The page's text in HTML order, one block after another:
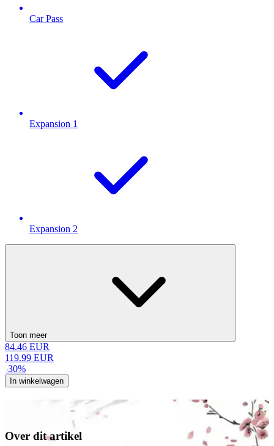
Car Pass
Expansion 1
Expansion 2
Toon meer
84.46 EUR
119.99 EUR
-30%
In winkelwagen
Over dit artikel